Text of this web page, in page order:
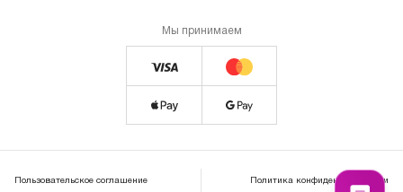
Мы принимаем
Пользовательское соглашение Политика конфиденциальности